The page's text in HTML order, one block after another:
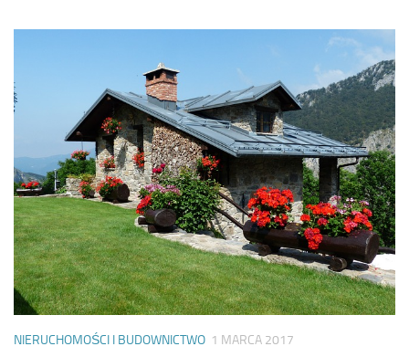
NIERUCHOMOŚCI I BUDOWNICTWO 1 MARCA 2017